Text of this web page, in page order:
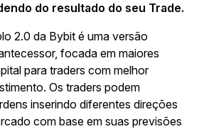
do resultado do seu Trade.
2.0 da Bybit é uma versão
focada em maiores
para traders com melhor
Os traders podem
inserindo diferentes direções
com base em suas previsões